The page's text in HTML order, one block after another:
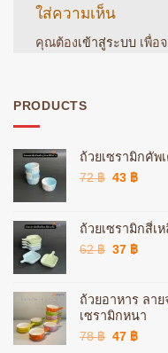
ใส่ความเห็น
คุณต้องเข้าสู่ระบบ เพื่อ
PRODUCTS
ถ้วยเซรามิกคัพ
72฿ Original
72 ฿.
43 ฿
43 ฿.
ถ้วยเซรามิกสี่เ
62฿ Original
62 ฿.
37 ฿
37 ฿.
ถ้วยอาหาร ลา
เซรามิกหนา
78฿ Original
47 ฿